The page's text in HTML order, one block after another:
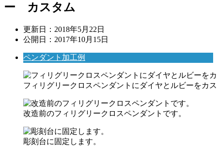
ー カスタム
更新日： 2018年5月22日
公開日： 2017年10月15日
ペンダント加工例
フィリグリークロスペンダントにダイヤとルビーをカ
改造前のフィリグリークロスペンダントです。
彫刻台に固定します。